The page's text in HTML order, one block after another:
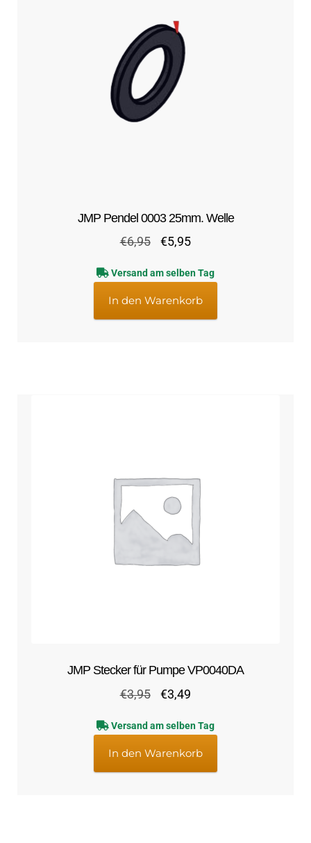
JMP Pendel 0003 25mm. Welle
€6,95
Ursprünglicher
war:
€6,95
€5,95Aktueller
ist:
€5,95.
Versand am selben Tag
In den Warenkorb
JMP Stecker für Pumpe VP0040DA
€3,95
Ursprünglicher
war:
€3,95
€3,49
ist:
€3,49.
Versand am selben Tag
In den Warenkorb